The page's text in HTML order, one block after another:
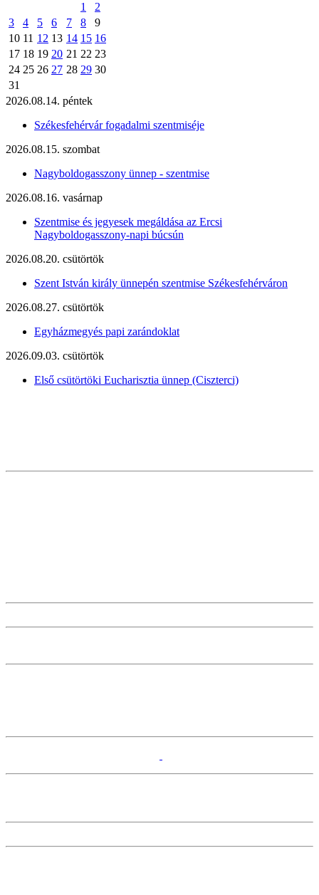
1
2
3
4 5 6 7 8
9
10 11 12 13 14 15 16
17 18 19 20 21 22 23
24 25 26 27 28 29 30
31
2026.08.14. péntek
Székesfehérvár fogadalmi szentmiséje
2026.08.15. szombat
Nagyboldogasszony ünnep - szentmise
2026.08.16. vasárnap
Szentmise és jegyesek megáldása az Ercsi
Nagyboldogasszony-napi búcsún
2026.08.20. csütörtök
Szent István király ünnepén szentmise Székesfehérváron
2026.08.27. csütörtök
Egyházmegyés papi zarándoklat
2026.09.03. csütörtök
Első csütörtöki Eucharisztia ünnep (Ciszterci)